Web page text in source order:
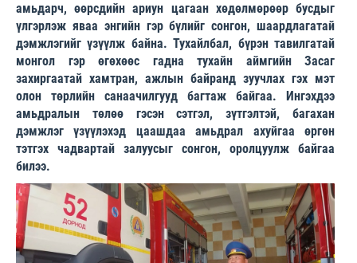
амьдарч, өөрсдийн ариун цагаан хөдөлмөрөөр бусдыг
үлгэрлэж яваа энгийн гэр бүлийг сонгон, шаардлагатай
дэмжлэгийг үзүүлж байна. Тухайлбал, бүрэн тавилгатай
монгол гэр өгөхөөс гадна тухайн аймгийн Засаг
захиргаатай хамтран, ажлын байранд зуучлах гэх мэт
олон төрлийн санаачилгууд багтаж байгаа. Ингэхдээ
амьдралын төлөө гэсэн сэтгэл, зүтгэлтэй, багахан
дэмжлэг үзүүлэхэд цаашдаа амьдрал ахуйгаа өргөн
тэтгэх чадвартай залуусыг сонгон, оролцуулж байгаа
билээ.